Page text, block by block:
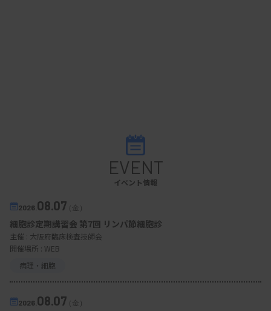
EVENT
イベント情報
2026. 08.07（金）
細胞診定期講習会 第7回 リンパ節細胞診
主催 : 大阪府臨床検査技師会
開催場所 : WEB
病理・細胞
2026. 08.07（金）